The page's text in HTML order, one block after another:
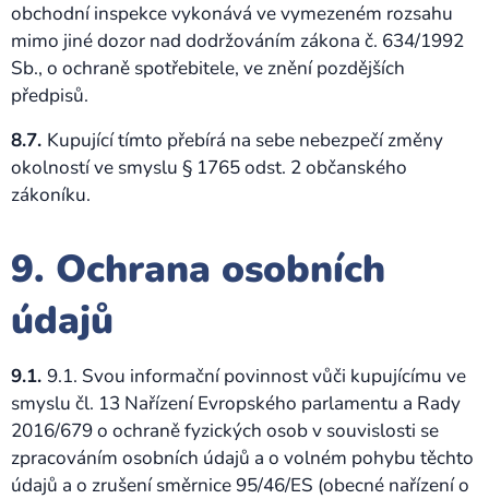
obchodní inspekce vykonává ve vymezeném rozsahu
mimo jiné dozor nad dodržováním zákona č. 634/1992
Sb., o ochraně spotřebitele, ve znění pozdějších
předpisů.
8.7. Kupující tímto přebírá na sebe nebezpečí změny
okolností ve smyslu § 1765 odst. 2 občanského
zákoníku.
9. Ochrana osobních
údajů
9.1. 9.1. Svou informační povinnost vůči kupujícímu ve
smyslu čl. 13 Nařízení Evropského parlamentu a Rady
2016/679 o ochraně fyzických osob v souvislosti se
zpracováním osobních údajů a o volném pohybu těchto
údajů a o zrušení směrnice 95/46/ES (obecné nařízení o